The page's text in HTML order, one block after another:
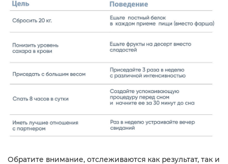
Обратите внимание, отслеживаются как результат, так и